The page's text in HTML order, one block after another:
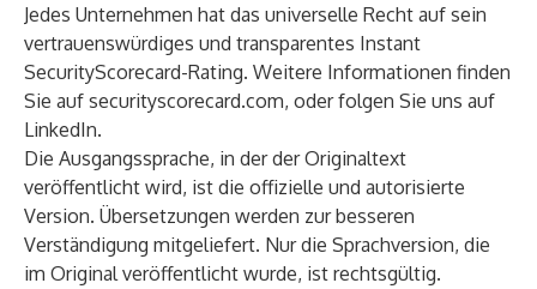
Jedes Unternehmen hat das universelle Recht auf sein
vertrauenswürdiges und transparentes Instant
SecurityScorecard-Rating. Weitere Informationen finden
Sie auf securityscorecard.com, oder folgen Sie uns auf
LinkedIn.
Die Ausgangssprache, in der der Originaltext
veröffentlicht wird, ist die offizielle und autorisierte
Version. Übersetzungen werden zur besseren
Verständigung mitgeliefert. Nur die Sprachversion, die
im Original veröffentlicht wurde, ist rechtsgültig.